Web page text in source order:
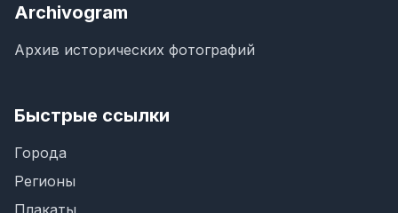
Archivogram
Архив исторических фотографий
Быстрые ссылки
Города
Регионы
Плакаты